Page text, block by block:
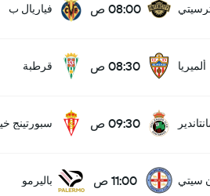
08:00 ص فياريال ب
ألميريا 08:30 ص قرطبة
09:30 ص سبورتينج
سيتي 11:00 ص باليرمو